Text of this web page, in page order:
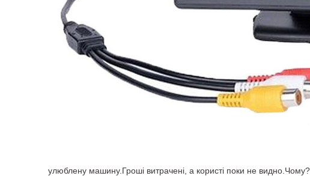
улюблену машину.Гроші витрачені, а користі поки не